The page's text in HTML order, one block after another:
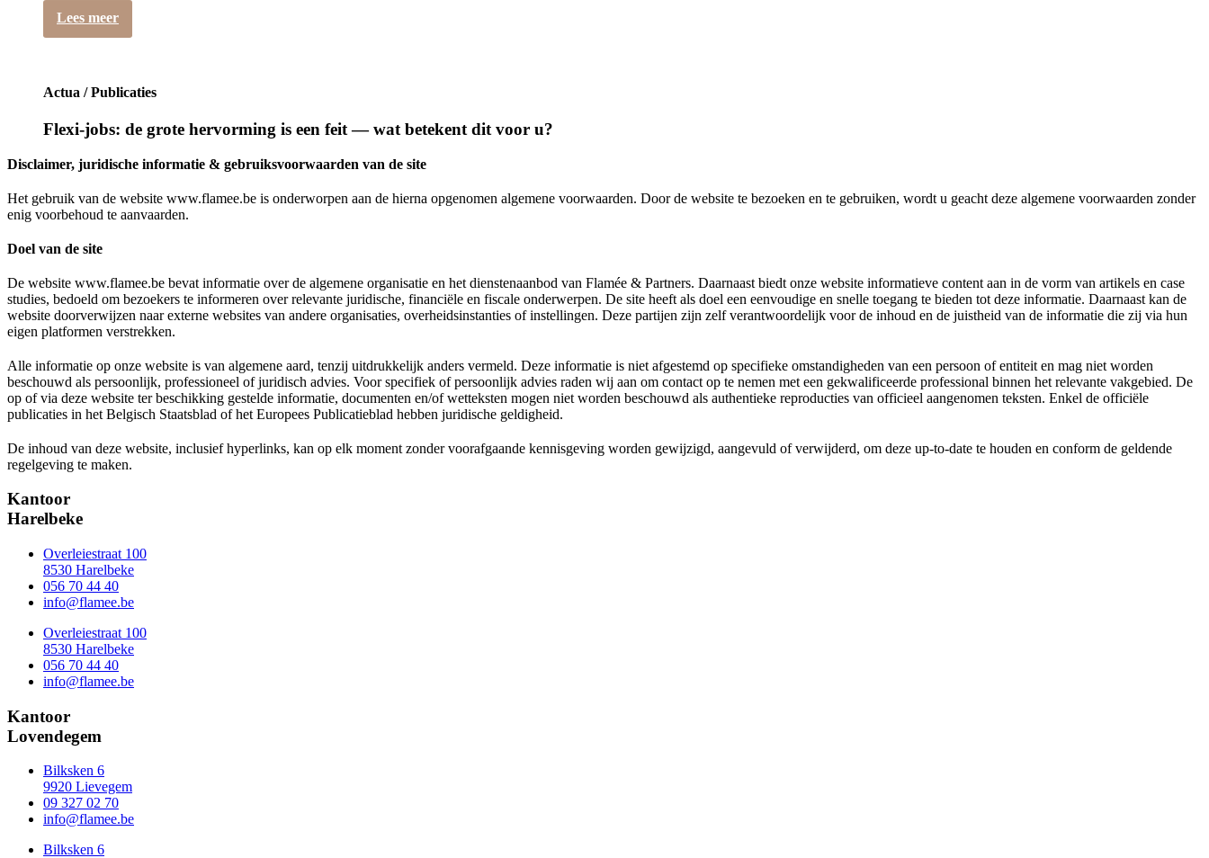
Lees meer
Actua / Publicaties
Flexi-jobs: de grote hervorming is een feit — wat betekent dit voor u?
Disclaimer, juridische informatie & gebruiksvoorwaarden van de site
Het gebruik van de website www.flamee.be is onderworpen aan de hierna opgenomen algemene voorwaarden. Door de website te bezoeken en te gebruiken, wordt u geacht deze algemene voorwaarden zonder
enig voorbehoud te aanvaarden.
Doel van de site
De website www.flamee.be bevat informatie over de algemene organisatie en het dienstenaanbod van Flamée & Partners. Daarnaast biedt onze website informatieve content aan in de vorm van artikels en case
studies, bedoeld om bezoekers te informeren over relevante juridische, financiële en fiscale onderwerpen. De site heeft als doel een eenvoudige en snelle toegang te bieden tot deze informatie. Daarnaast kan de
website doorverwijzen naar externe websites van andere organisaties, overheidsinstanties of instellingen. Deze partijen zijn zelf verantwoordelijk voor de inhoud en de juistheid van de informatie die zij via hun
eigen platformen verstrekken.
Alle informatie op onze website is van algemene aard, tenzij uitdrukkelijk anders vermeld. Deze informatie is niet afgestemd op specifieke omstandigheden van een persoon of entiteit en mag niet worden
beschouwd als persoonlijk, professioneel of juridisch advies. Voor specifiek of persoonlijk advies raden wij aan om contact op te nemen met een gekwalificeerde professional binnen het relevante vakgebied. De
op of via deze website ter beschikking gestelde informatie, documenten en/of wetteksten mogen niet worden beschouwd als authentieke reproducties van officieel aangenomen teksten. Enkel de officiële
publicaties in het Belgisch Staatsblad of het Europees Publicatieblad hebben juridische geldigheid.
De inhoud van deze website, inclusief hyperlinks, kan op elk moment zonder voorafgaande kennisgeving worden gewijzigd, aangevuld of verwijderd, om deze up-to-date te houden en conform de geldende
regelgeving te maken.
Kantoor
Harelbeke
Overleiestraat 100
8530 Harelbeke
056 70 44 40
info@flamee.be
Overleiestraat 100
8530 Harelbeke
056 70 44 40
info@flamee.be
Kantoor
Lovendegem
Bilksken 6
9920 Lievegem
09 327 02 70
info@flamee.be
Bilksken 6